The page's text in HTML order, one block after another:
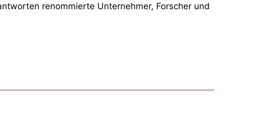
renommierte Unternehmer, Forscher und